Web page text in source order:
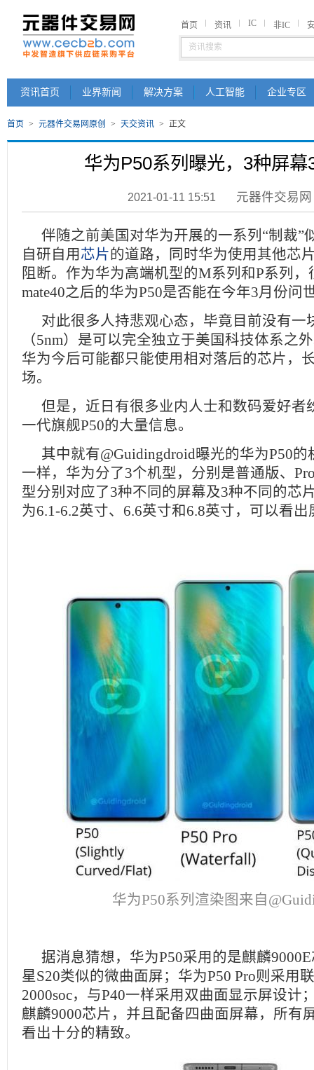
首页 资讯 IC 非IC
资讯首页 业界新闻 解决方案 人工智能 企业专区
首页 > 元器件交易网原创 > 天交资讯 > 正文
华为P50系列曝光，3种屏幕
2021-01-11 15:51 元器件交易网
伴随之前美国对华为开展的一系列“制裁”
自研自用 芯片的道路，同时华为使用其他芯
阻断。作为华为高端机型的M系列和P系列
mate40之后的华为P50是否能在今年3月份问
对此很多人持悲观心态，毕竟目前没有一
（5nm）是可以完全独立于美国科技体系之
华为今后可能都只能使用相对落后的芯片，
场。
但是，近日有很多业内人士和数码爱好者
一代旗舰P50的大量信息。
其中就有@Guidingdroid曝光的华为P50
一样，华为分了3个机型，分别是普通版、
型分别对应了3种不同的屏幕及3种不同的芯
为6.1-6.2英寸、6.6英寸和6.8英寸，可以看
华为P50系列渲染图来自
据消息猜想，华为P50采用的是麒麟
星S20类似的微曲面屏；华为P50 Pro则采用
2000soc，与P40一样采用双曲面显示屏设计
麒麟9000芯片，并且配备四曲面屏幕，所有
看出十分的精致。